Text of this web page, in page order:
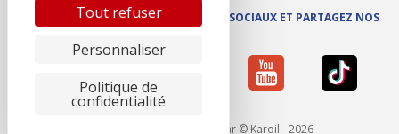
Tout refuser
Personnaliser
Politique de
confidentialité
SUIVEZ AUTOVISION SUR LES RÉSEAUX SOCIAUX ET PARTAGEZ NOS
- Réalisé par © Karoil - 2026